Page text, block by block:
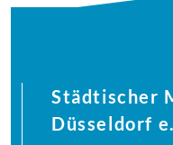
Städtischer
Düsseldorf